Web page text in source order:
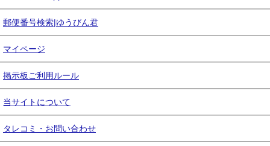
郵便番号検索|ゆうびん君
マイページ
掲示板ご利用ルール
当サイトについて
タレコミ・お問い合わせ